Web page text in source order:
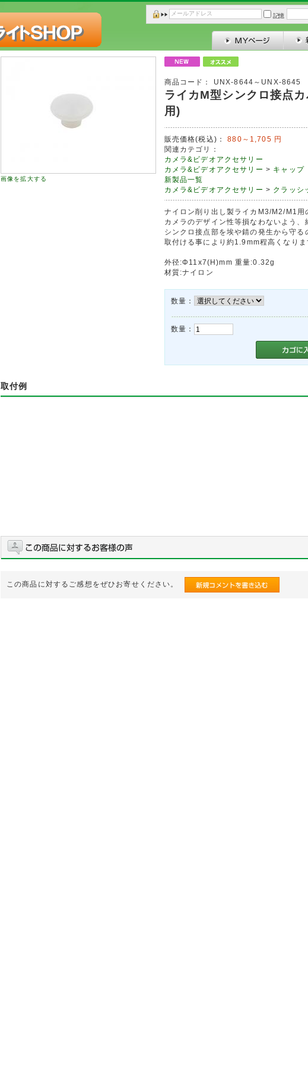
記憶
画像を拡大する
商品コード： UNX-8644～UNX-8645
ライカM型シンクロ接点
用)
販売価格(税込)：880～1,705 円
関連カテゴリ：
カメラ&ビデオアクセサリー
カメラ&ビデオアクセサリー > キャップ
新製品一覧
カメラ&ビデオアクセサリー > クラッシ
ナイロン削り出し製ライカM3/M2/M1用
カメラのデザイン性等損なわないよう、
シンクロ接点部を埃や錆の発生から守
取付ける事により約1.9mm程高くなりま
外径:Φ11x7(H)mm 重量:0.32g
材質:ナイロン
数量：
数量：
取付例
この商品に対するご感想をぜひお寄せください。